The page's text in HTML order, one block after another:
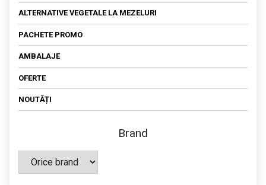
ALTERNATIVE VEGETALE LA MEZELURI
PACHETE PROMO
AMBALAJE
OFERTE
NOUTĂȚI
Brand